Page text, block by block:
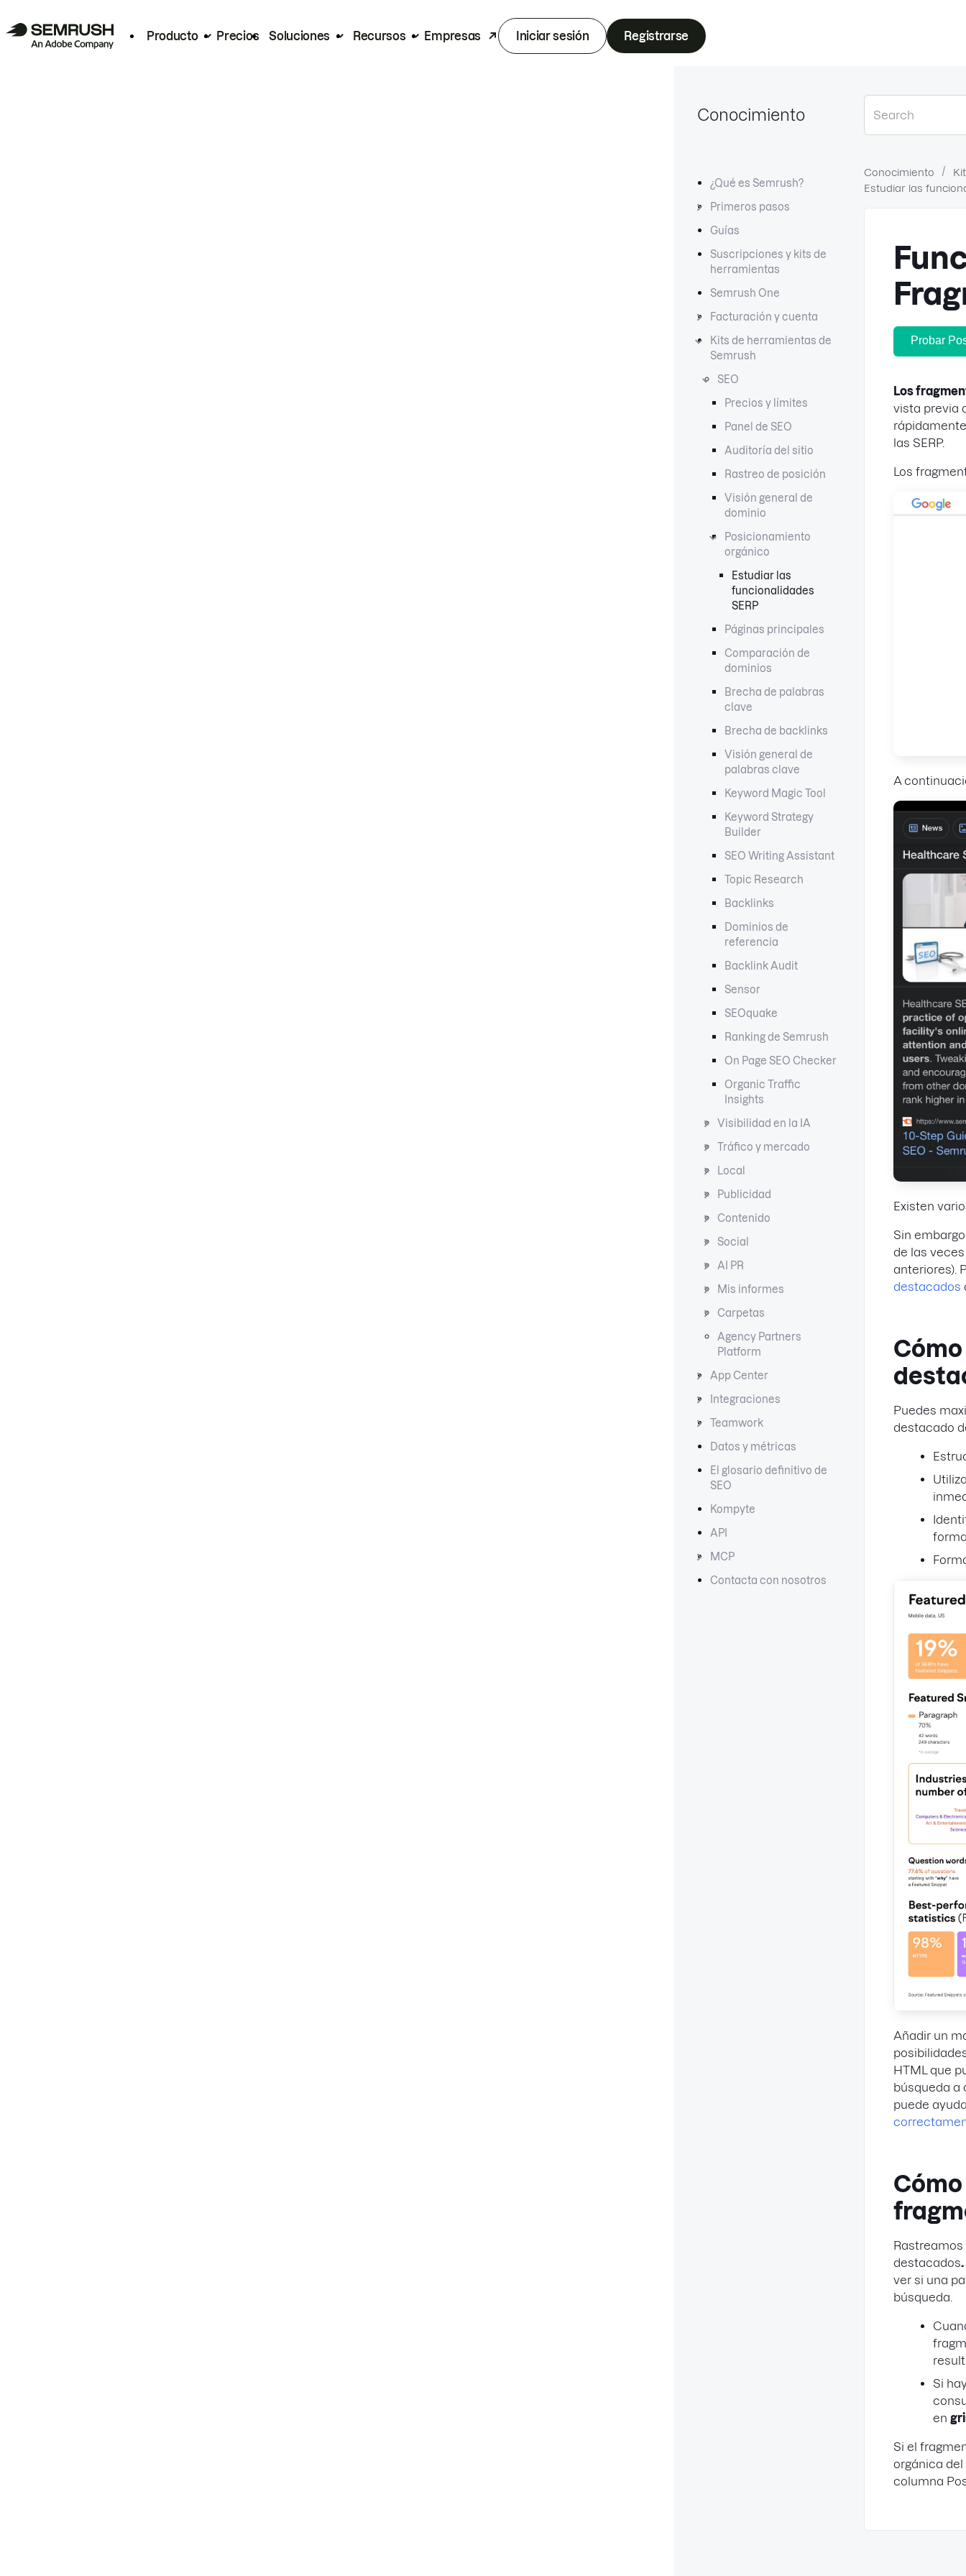
Producto Precios Soluciones Recursos Empresas Iniciar sesión Registrarse
Conocimiento
¿Qué es Semrush?
Primeros pasos
Guías
Suscripciones y kits de
herramientas
Semrush One
Facturación y cuenta
Kits de herramientas de
Semrush
SEO
Precios y límites
Panel de SEO
Auditoría del sitio
Rastreo de posición
Visión general de
dominio
Posicionamiento
orgánico
Estudiar las
funcionalidades
SERP
Páginas principales
Comparación de
dominios
Brecha de palabras
clave
Brecha de backlinks
Visión general de
palabras clave
Keyword Magic Tool
Keyword Strategy
Builder
SEO Writing Assistant
Topic Research
Backlinks
Dominios de
referencia
Backlink Audit
Sensor
SEOquake
Ranking de Semrush
On Page SEO Checker
Organic Traffic
Insights
Visibilidad en la IA
Tráfico y mercado
Local
Publicidad
Contenido
Social
AI PR
Mis informes
Carpetas
Agency Partners
Platform
App Center
Integraciones
Teamwork
Datos y métricas
El glosario definitivo de
SEO
Kompyte
API
MCP
Contacta con nosotros
Conocimiento
Estudiar las
Probar
Los
vista previa
las SERP.
Los
A
Existen
Sin
de las
anteriores).
destacados
Puedes
destacado
Añadir un
HTML que
búsqueda a
puede
Rastreamos
destacados.
ver si una
búsqueda.
Si
en
Si el
orgánica
columna